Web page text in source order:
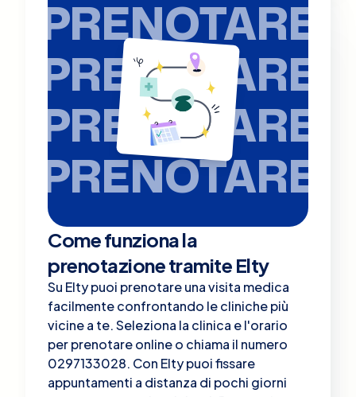
PRENOTARE
PRENOTARE
PRENOTARE
PRENOTARE
Come funziona la
prenotazione tramite Elty
Su Elty puoi prenotare una visita medica
facilmente confrontando le cliniche più
vicine a te. Seleziona la clinica e l'orario
per prenotare online o chiama il numero
0297133028. Con Elty puoi fissare
appuntamenti a distanza di pochi giorni